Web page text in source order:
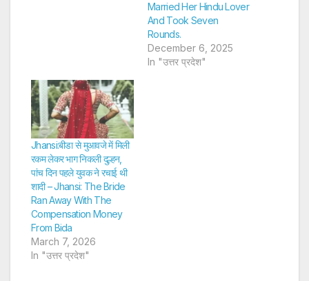
Married Her Hindu Lover
And Took Seven
Rounds.
December 6, 2025
In "उत्तर प्रदेश"
Jhansi:बीडा से मुआवजे में मिली
रकम लेकर भाग निकली दुल्हन,
पांच दिन पहले युवक ने रचाई थी
शादी – Jhansi: The Bride
Ran Away With The
Compensation Money
From Bida
March 7, 2026
In "उत्तर प्रदेश"